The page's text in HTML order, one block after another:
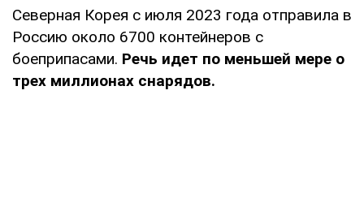
Северная Корея с июля 2023 года отправила в
Россию около 6700 контейнеров с
боеприпасами. Речь идет по меньшей мере о
трех миллионах снарядов.